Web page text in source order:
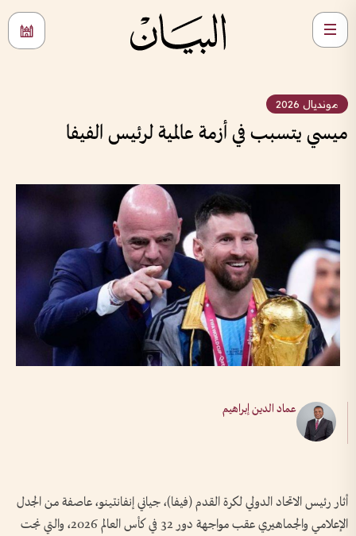
مونديال 2026
ميسي يتسبب في أزمة عالمية لرئيس الفيفا
عماد الدين إبراهيم
أثار رئيس الاتحاد الدولي لكرة القدم (فيفا)، جياني إنفانتينو، عاصفة من الجدل
الإعلامي والجماهيري عقب مواجهة دور 32 في كأس العالم 2026، والتي نجت